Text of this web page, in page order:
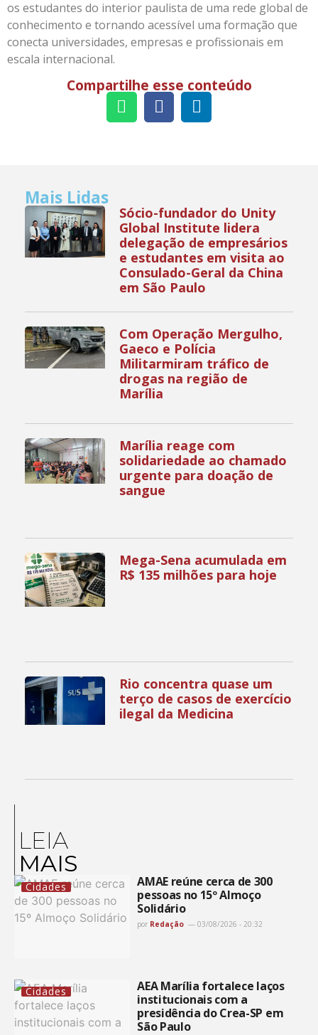
os estudantes do interior paulista de uma rede global de
conhecimento e tornando acessível uma formação que
conecta universidades, empresas e profissionais em
escala internacional.
Compartilhe esse conteúdo
Mais Lidas
Sócio-fundador do Unity
Global Institute lidera
delegação de empresários
e estudantes em visita ao
Consulado-Geral da China
em São Paulo
Com Operação Mergulho,
Gaeco e Polícia
Militarmiram tráfico de
drogas na região de
Marília
Marília reage com
solidariedade ao chamado
urgente para doação de
sangue
Mega-Sena acumulada em
R$ 135 milhões para hoje
Rio concentra quase um
terço de casos de exercício
ilegal da Medicina
LEIA
MAIS
Cidades
AMAE reúne cerca de 300
pessoas no 15º Almoço
Solidário
por Redação 03/08/2026 - 20:32
Cidades
AEA Marília fortalece laços
institucionais com a
presidência do Crea-SP em
São Paulo